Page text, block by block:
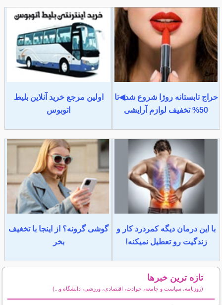
حراج تابستانه روژا شروع شد◀تا
50% تخفیف لوازم آرایشی
اولین مرجع خرید آنلاین بلیط
اتوبوس
با این درمان دیگه کمردرد کار و
زندگیت رو تعطیل نمیکنه!
گوشی گرونه؟ از اینجا با تخغیف
بخر
تازه ترین خبرها
(روزنامه، سیاست و جامعه، حوادث، اقتصادی، ورزشی، دانشگاه و...)